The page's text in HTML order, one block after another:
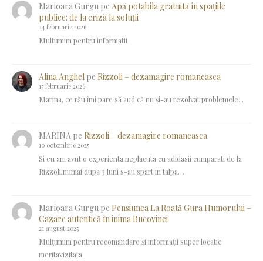
Marioara Gurgupe Apă potabila gratuită în spațiile
publice: de la criză la soluții
24 februarie 2026
Multumim pentru informatii
Alina Anghel pe Rizzoli – dezamagire romaneasca
15 februarie 2026
Marina, ce rău îmi pare să aud că nu și-au rezolvat problemele...
MARINApe Rizzoli – dezamagire romaneasca
10 octombrie 2025
Si eu am avut o experienta neplacuta cu adidasii cumparati de la
Rizzoli,numai dupa 3 luni s-au spart in talpa…
Marioara Gurgu pe Pensiunea La Roată Gura Humorului –
Cazare autentică în inima Bucovinei
21 august 2025
Mulțumim pentru recomandare și informații super locatie
meritavizitata.